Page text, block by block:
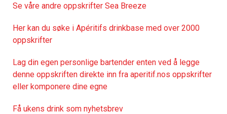
Se våre andre oppskrifter Sea Breeze
Her kan du søke i Apéritifs drinkbase med over 2000
oppskrifter
Lag din egen personlige bartender enten ved å legge
denne oppskriften direkte inn fra aperitif.nos oppskrifter
eller komponere dine egne
Få ukens drink som nyhetsbrev